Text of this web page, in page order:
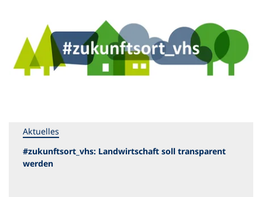
Aktuelles
#zukunftsort_vhs: Landwirtschaft soll transparent
werden